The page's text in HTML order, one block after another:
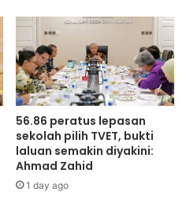
56.86 peratus lepasan
sekolah pilih TVET, bukti
laluan semakin diyakini:
Ahmad Zahid
1 day ago